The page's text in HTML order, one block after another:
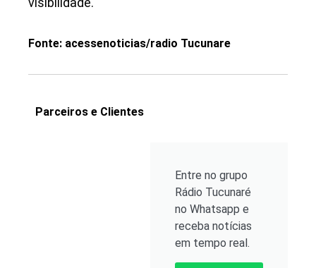
Fonte: acessenoticias/radio Tucunare
Parceiros e Clientes
Entre no grupo
Rádio Tucunaré
no Whatsapp e
receba notícias
em tempo real.